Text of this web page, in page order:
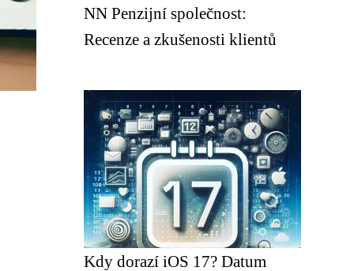
NN Penzijní společnost:
Recenze a zkušenosti klientů
Kdy dorazí iOS 17? Datum